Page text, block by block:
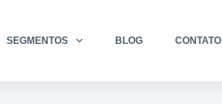
SEGMENTOS BLOG CONTATO